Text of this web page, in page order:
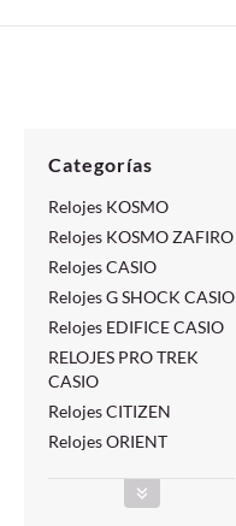
Categorías
Relojes KOSMO
Relojes KOSMO ZAFIRO
Relojes CASIO
Relojes G SHOCK CASIO
Relojes EDIFICE CASIO
RELOJES PRO TREK
CASIO
Relojes CITIZEN
Relojes ORIENT